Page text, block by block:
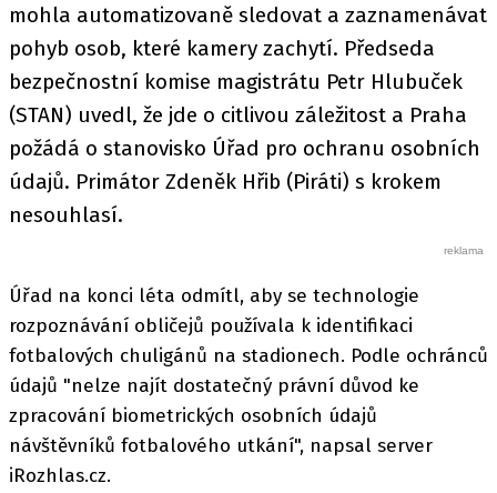
mohla automatizovaně sledovat a zaznamenávat
pohyb osob, které kamery zachytí. Předseda
bezpečnostní komise magistrátu Petr Hlubuček
(STAN) uvedl, že jde o citlivou záležitost a Praha
požádá o stanovisko Úřad pro ochranu osobních
údajů. Primátor Zdeněk Hřib (Piráti) s krokem
nesouhlasí.
Úřad na konci léta odmítl, aby se technologie
rozpoznávání obličejů používala k identifikaci
fotbalových chuligánů na stadionech. Podle ochránců
údajů "nelze najít dostatečný právní důvod ke
zpracování biometrických osobních údajů
návštěvníků fotbalového utkání", napsal server
iRozhlas.cz.